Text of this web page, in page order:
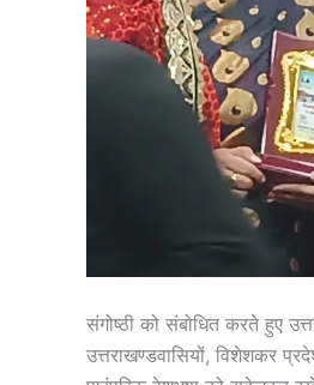
संगोष्ठी को संबोधित करते हुए
उत्तराखण्डवासियों, विशेशकर